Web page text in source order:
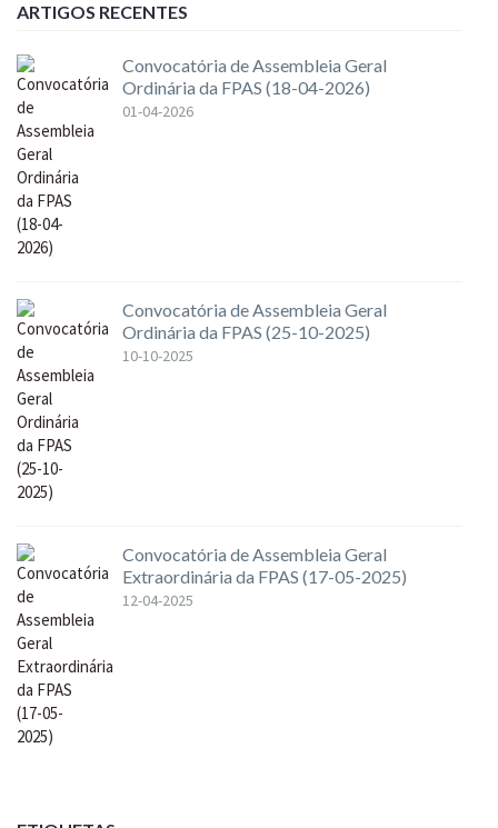
ARTIGOS RECENTES
Convocatória de Assembleia Geral
Ordinária da FPAS (18-04-2026)
01-04-2026
Convocatória de Assembleia Geral
Ordinária da FPAS (25-10-2025)
10-10-2025
Convocatória de Assembleia Geral
Extraordinária da FPAS (17-05-2025)
12-04-2025